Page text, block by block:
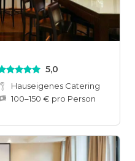
5,0
Hauseigenes Catering
100–150 € pro Person